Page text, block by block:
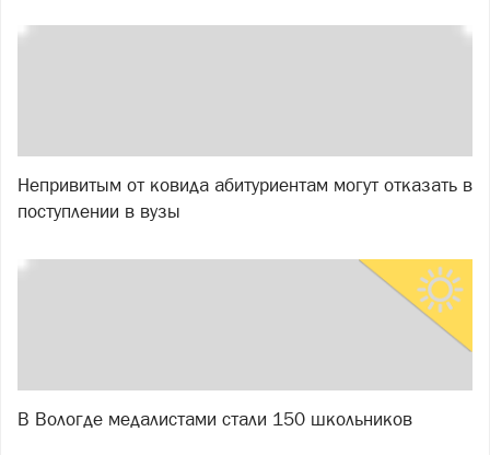
Непривитым от ковида абитуриентам могут отказать в
поступлении в вузы
В Вологде медалистами стали 150 школьников